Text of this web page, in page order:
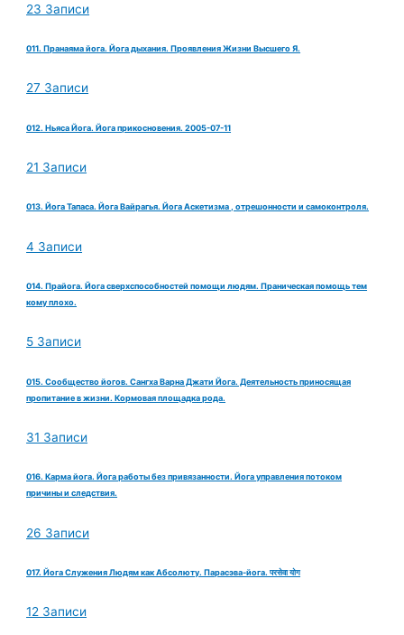
23 Записи
011. Пранаяма йога. Йога дыхания. Проявления Жизни Высшего Я.
27 Записи
012. Ньяса Йога. Йога прикосновения. 2005-07-11
21 Записи
013. Йога Тапаса. Йога Вайрагья. Йога Аскетизма , отрешонности и самоконтроля.
4 Записи
014. Прайога. Йога сверхспособностей помощи людям. Праническая помощь тем
кому плохо.
5 Записи
015. Сообщество йогов. Сангха Варна Джати Йога. Деятельность приносящая
пропитание в жизни. Кормовая площадка рода.
31 Записи
016. Карма йога. Йога работы без привязанности. Йога управления потоком
причины и следствия.
26 Записи
017. Йога Служения Людям как Абсолюту. Парасэва-йога. परसेवा योग
12 Записи